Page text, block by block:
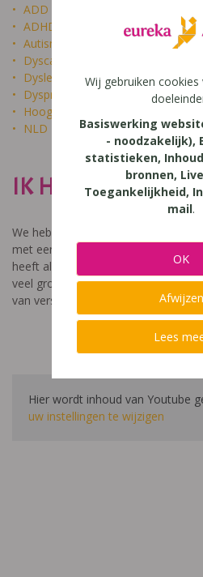
ADD
ADHD
Autisme
Dyscalculie
Dyslexie
Dyspraxie
Hoogbegaafdheid
NLD
IK HEET NIET DOM
We hebben een video gemaakt die
met een leerstoornis. De film met
heeft als doel aan te tonen dat de
veel groter is dan enkel wat je ziet
van verschillende leerlingen en
Hier wordt inhoud van Youtube
uw instellingen te wijzigen
Wij gebruiken
Basiswerking
- noodzakelijk),
statistieken,
bronnen,
Toegankelijkheid,
mail.
OK
Afwijzen
Lees